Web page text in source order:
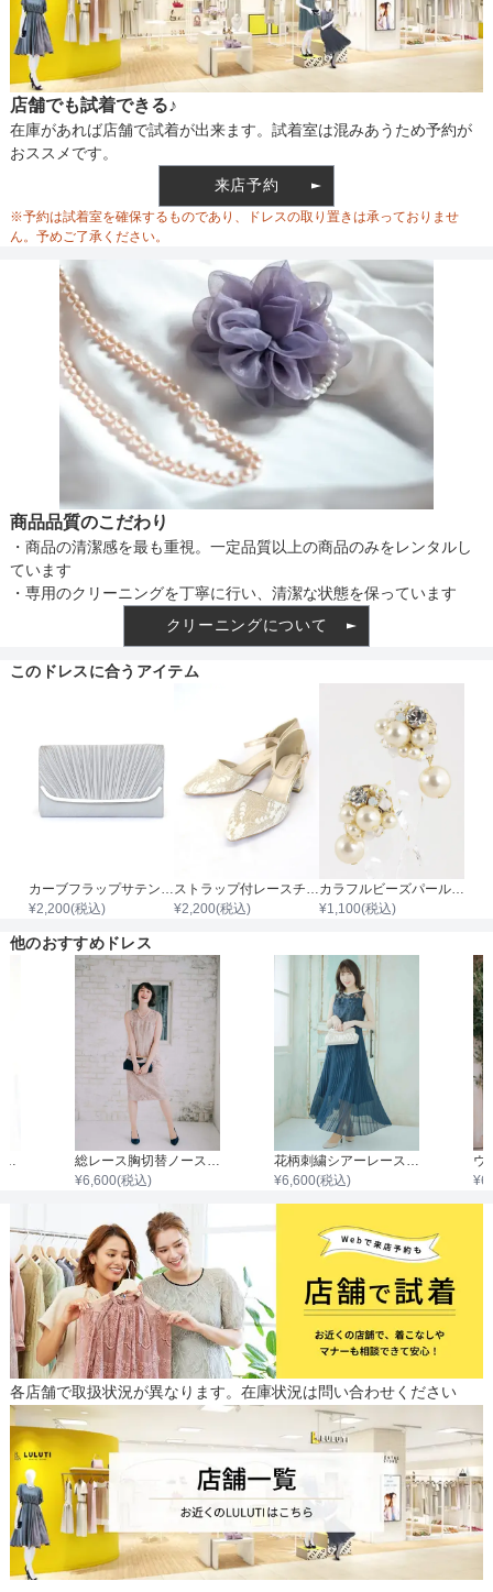
そでの長さ
アームホール
バスト 84
ヒップ 184
260
級間違いなし。アジャスター付きなので長さを調整できます。レー
スワンピースを着用しないで、インナーワンピースだけで着用も可
能な一枚。結婚式に参列の場合、ハオリと組み合わせるのがオスス
メです。結婚式をはじめとするお祝い事での着用はもちろん、ちょ
っとしたお出かけや写真撮影などでもご利用頂けます♪シーンに合わ
せてご利用下さい。
生地の厚さ 薄い 厚め
裏地 あり
ウエスト調整 なし
備考
素材
インナー
ファスナー
骨格タイプ
店舗でも試着できる♪
在庫があれば店舗で試着が出来ます。試着室は混みあうため予約が
おススメです。
来店予約
※予約は試着室を確保するものであり、ドレスの取り置きは承っておりませ
ん。予めご了承ください。
商品品質のこだわり
・商品の清潔感を最も重視。一定品質以上の商品のみをレンタルし
ています
・専用のクリーニングを丁寧に行い、清潔な状態を保っています
クリーニングについて
このドレスに合うアイテム
¥2,200(税込)
¥2,200(税込)
¥1,100(税込)
他のおすすめドレス
¥6,600(税込)
¥6,600(税込) ¥
各店舗で取扱状況が異なります。在庫状況は問い合わせください